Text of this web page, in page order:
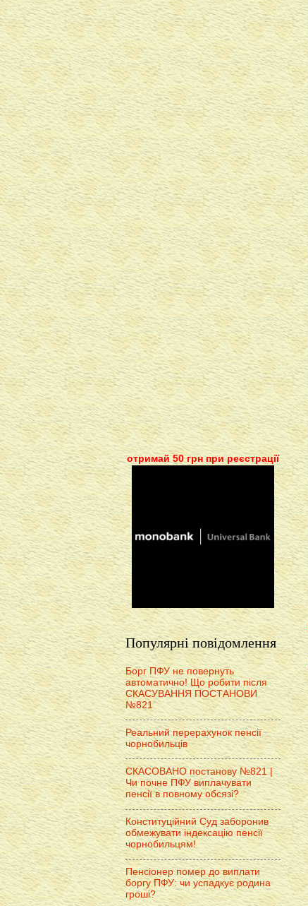
отримай 50 грн при реєстрації
Популярні повідомлення
Борг ПФУ не повернуть
автоматично! Що робити після
СКАСУВАННЯ ПОСТАНОВИ
№821
Реальний перерахунок пенсії
чорнобильців
СКАСОВАНО постанову №821 |
Чи почне ПФУ виплачувати
пенсії в повному обсязі?
Конституційний Суд заборонив
обмежувати індексацію пенсії
чорнобильцям!
Пенсіонер помер до виплати
боргу ПФУ: чи успадкує родина
гроші?